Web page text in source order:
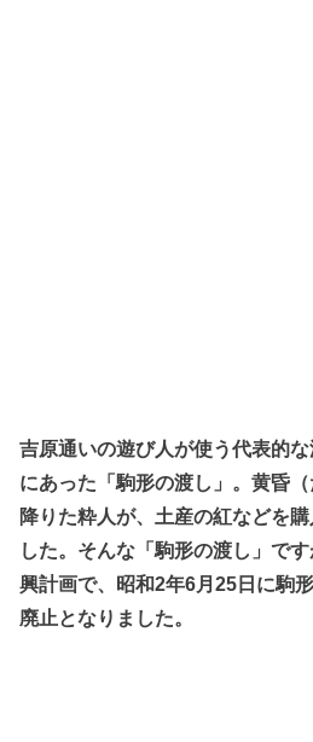
吉原通いの遊び人が使う代表的
にあった「駒形の渡し」。黄昏
降りた粋人が、土産の紅などを
した。そんな「駒形の渡し」で
興計画で、昭和2年6月25日に駒
廃止となりました。